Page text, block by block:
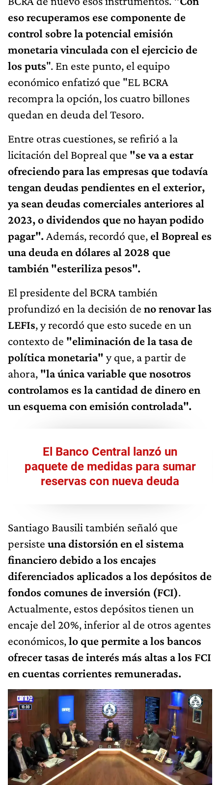
eso recuperamos ese componente de
control sobre la potencial emisión
monetaria vinculada con el ejercicio de
los puts". En este punto, el equipo
económico enfatizó que "EL BCRA
recompra la opción, los cuatro billones
quedan en deuda del Tesoro.
Entre otras cuestiones, se refirió a la
licitación del Bopreal que "se va a estar
ofreciendo para las empresas que todavía
tengan deudas pendientes en el exterior,
ya sean deudas comerciales anteriores al
2023, o dividendos que no hayan podido
pagar". Además, recordó que, el Bopreal es
una deuda en dólares al 2028 que
también "esteriliza pesos".
El presidente del BCRA también
profundizó en la decisión de no renovar las
LEFIs, y recordó que esto sucede en un
contexto de "eliminación de la tasa de
política monetaria" y que, a partir de
ahora, "la única variable que nosotros
controlamos es la cantidad de dinero en
un esquema con emisión controlada".
El Banco Central lanzó un
paquete de medidas para sumar
reservas con nueva deuda
Santiago Bausili también señaló que
persiste una distorsión en el sistema
financiero debido a los encajes
diferenciados aplicados a los depósitos de
fondos comunes de inversión (FCI).
Actualmente, estos depósitos tienen un
encaje del 20%, inferior al de otros agentes
económicos,lo que permite a los bancos
ofrecer tasas de interés más altas a los FCI
en cuentas corrientes remuneradas.